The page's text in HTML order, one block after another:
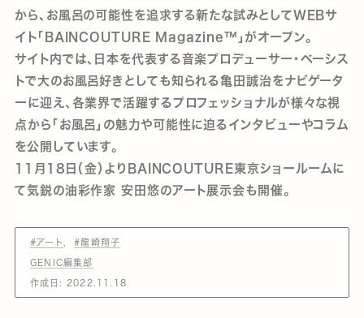
から、お風呂の可能性を追求する新たな試みとしてWEBサ
イト「BAINCOUTURE Magazine™️」がオープン。
サイト内では、日本を代表する音楽プロデューサー・ベーシス
トで大のお風呂好きとしても知られる亀田誠治をナビゲータ
ーに迎え、各業界で活躍するプロフェッショナルが様々な視
点から「お風呂」の魅力や可能性に迫るインタビューやコラム
を公開しています。
11月18日（金）よりBAINCOUTURE東京ショールームに
て気鋭の油彩作家 安田悠のアート展示会も開催。
#アート #龍崎翔子
GENIC編集部
作成日: 2022.11.18